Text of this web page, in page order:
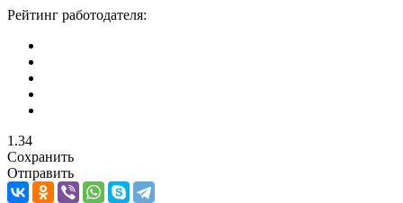
Рейтинг работодателя:
1.34
Сохранить
Отправить